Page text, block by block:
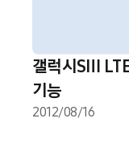
갤럭시SⅢ
기능
2012/08/16